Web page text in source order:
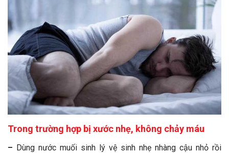
Trong trường hợp bị xước nhẹ, không chảy máu
– Dùng nước muối sinh lý vệ sinh nhẹ nhàng cậu nhỏ rồi